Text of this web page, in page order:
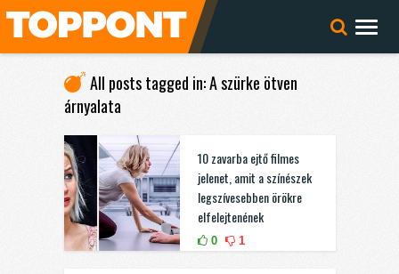
All posts tagged in: A szürke ötven
árnyalata
10 zavarba ejtő filmes
jelenet, amit a színészek
legszívesebben örökre
elfelejtenének
0 1